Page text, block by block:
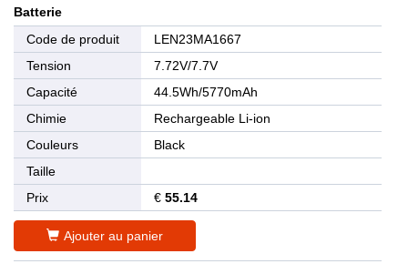
Batterie
Code de produit
LEN23MA1667
Tension
7.72V/7.7V
Capacité
44.5Wh/5770mAh
Chimie
Rechargeable Li-ion
Couleurs
Black
Taille
Prix
€ 55.14
Ajouter au panier